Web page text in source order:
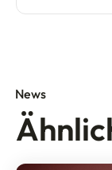
News